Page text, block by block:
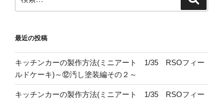
ョ
索:
最近の投稿
キッチンカーの製作方法(ミニアート 1/35 RSOフィー
ルドケーキ)～⑫汚し塗装編その２～
キッチンカーの製作方法(ミニアート 1/35 RSOフィー